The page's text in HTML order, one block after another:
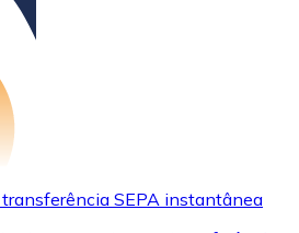
SEPA instantânea